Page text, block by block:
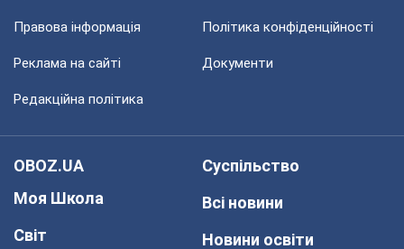
Правова інформація Політика конфіденційності
Реклама на сайті Документи
Редакційна політика
OBOZ.UA
Моя Школа
Світ
Суспільство
Всі новини
Новини освіти